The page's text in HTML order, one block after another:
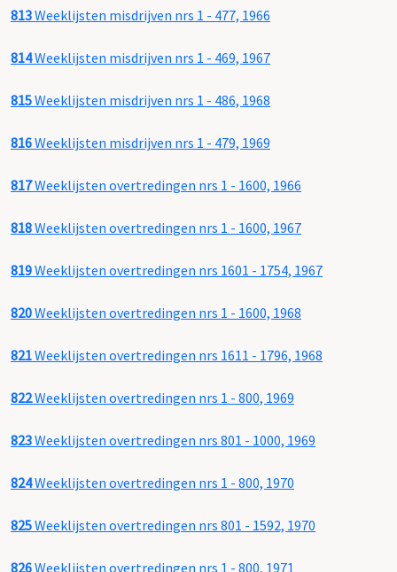
813Weeklijsten misdrijven nrs 1 - 477, 1966
814Weeklijsten misdrijven nrs 1 - 469, 1967
815Weeklijsten misdrijven nrs 1 - 486, 1968
816Weeklijsten misdrijven nrs 1 - 479, 1969
817Weeklijsten overtredingen nrs 1 - 1600, 1966
818Weeklijsten overtredingen nrs 1 - 1600, 1967
819Weeklijsten overtredingen nrs 1601 - 1754, 1967
820Weeklijsten overtredingen nrs 1 - 1600, 1968
821Weeklijsten overtredingen nrs 1611 - 1796, 1968
822Weeklijsten overtredingen nrs 1 - 800, 1969
823Weeklijsten overtredingen nrs 801 - 1000, 1969
824Weeklijsten overtredingen nrs 1 - 800, 1970
825Weeklijsten overtredingen nrs 801 - 1592, 1970
826Weeklijsten overtredingen nrs 1 - 800, 1971